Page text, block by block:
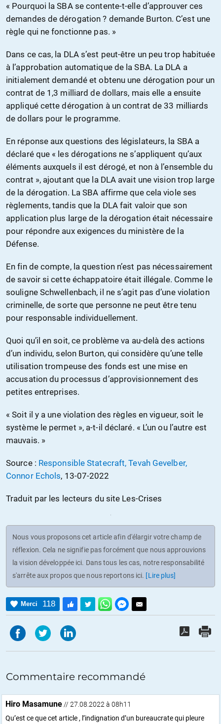
« Pourquoi la SBA se contente-t-elle d’approuver ces
demandes de dérogation ? demande Burton. C’est une
règle qui ne fonctionne pas. »
Dans ce cas, la DLA s’est peut-être un peu trop habituée
à l’approbation automatique de la SBA. La DLA a
initialement demandé et obtenu une dérogation pour un
contrat de 1,3 milliard de dollars, mais elle a ensuite
appliqué cette dérogation à un contrat de 33 milliards
de dollars pour le programme.
En réponse aux questions des législateurs, la SBA a
déclaré que « les dérogations ne s’appliquent qu’aux
éléments auxquels il est dérogé, et non à l’ensemble du
contrat », ajoutant que la DLA avait une vision trop large
de la dérogation. La SBA affirme que cela viole ses
règlements, tandis que la DLA fait valoir que son
application plus large de la dérogation était nécessaire
pour répondre aux exigences du ministère de la
Défense.
En fin de compte, la question n’est pas nécessairement
de savoir si cette échappatoire était illégale. Comme le
souligne Schwellenbach, il ne s’agit pas d’une violation
criminelle, de sorte que personne ne peut être tenu
pour responsable individuellement.
Quoi qu’il en soit, ce problème va au-delà des actions
d’un individu, selon Burton, qui considère qu’une telle
utilisation trompeuse des fonds est une mise en
accusation du processus d’approvisionnement des
petites entreprises.
« Soit il y a une violation des règles en vigueur, soit le
système le permet », a-t-il déclaré. « L’un ou l’autre est
mauvais. »
Source : Responsible Statecraft, Tevah Gevelber,
Connor Echols, 13-07-2022
Traduit par les lecteurs du site Les-Crises
Nous vous proposons cet article afin d'élargir votre champ de
réflexion. Cela ne signifie pas forcément que nous approuvions
la vision développée ici. Dans tous les cas, notre responsabilité
s'arrête aux propos que nous reportons ici. [Lire plus]
Merci 118
Commentaire recommandé
Hiro Masamune // 27.08.2022 à 08h11
Qu’est ce que cet article , l’indignation d’un bureaucrate qui pleure